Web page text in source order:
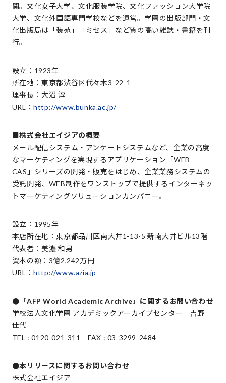
関。文化女子大学、文化服装学院、文化ファッション大学院
大学、文化外国語専門学校などを運営。学園の出版部門・文
化出版局は「装苑」「ミセス」など質の高い雑誌・書籍を刊
行。
設立：1923年
所在地：東京都渋谷区代々木3-22-1
理事長：大沼 淳
URL：http://www.bunka.ac.jp/
■株式会社エイジアの概要
メール配信システム・アンケートシステムなど、企業の高度
なマーケティングを実現するアプリケーション「WEB
CAS」シリーズの開発・販売をはじめ、企業業務システムの
受託開発、WEB制作をワンストップで提供するインターネッ
トマーケティングソリューションカンパニー。
設立：1995年
本店所在地：東京都品川区南大井1-13-5 新南大井ビル13階
代表者：美濃 和男
資本の額：3億2,242万円
URL：http://www.azia.jp
●「AFP World Academic Archive」に関するお問い合わせ
学校法人文化学園 アカデミックアーカイブセンター 吉野
佳代
TEL : 0120-021-311 FAX : 03-3299-2484
●本リリースに関するお問い合わせ
株式会社エイジア